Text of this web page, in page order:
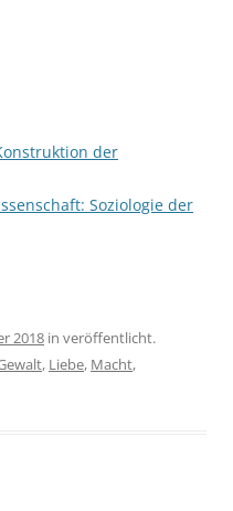
der
Soziologie der
2018 in veröffentlicht.
, Liebe, Macht,